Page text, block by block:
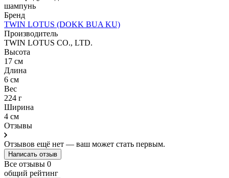
шампунь
Бренд
TWIN LOTUS (DOKK BUA KU)
Производитель
TWIN LOTUS CO., LTD.
Высота
17 см
Длина
6 см
Вес
224 г
Ширина
4 см
Отзывы
Отзывов ещё нет — ваш может стать первым.
Написать отзыв
Все отзывы 0
общий рейтинг